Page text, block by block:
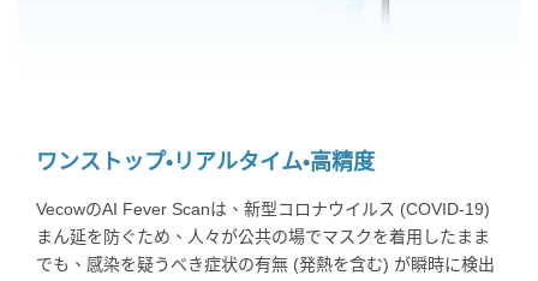
ワンストップ•リアルタイム•高精度
VecowのAI Fever Scanは、新型コロナウイルス (COVID-19)
まん延を防ぐため、人々が公共の場でマスクを着用したまま
でも、感染を疑うべき症状の有無 (発熱を含む) が瞬時に検出